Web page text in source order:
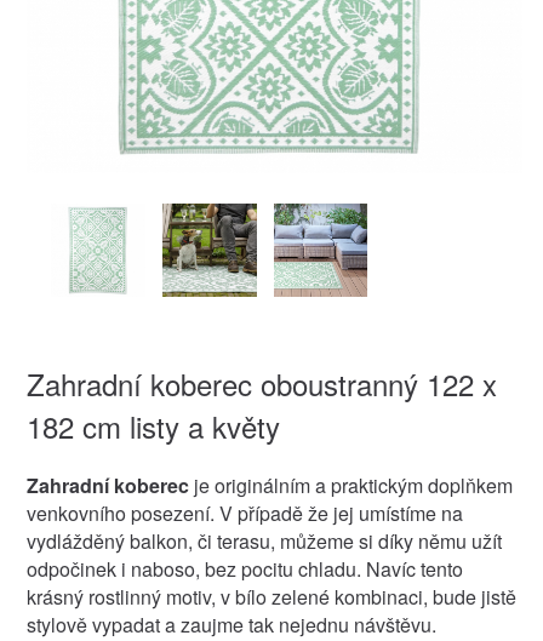
Zahradní koberec oboustranný 122 x
182 cm listy a květy
Zahradní koberecje originálním a praktickým doplňkem
venkovního posezení. V případě že jej umístíme na
vydlážděný balkon, či terasu, můžeme si díky němu užít
odpočinek i naboso, bez pocitu chladu. Navíc tento
krásný rostlinný motiv, v bílo zelené kombinaci, bude jistě
stylově vypadat a zaujme tak nejednu návštěvu.